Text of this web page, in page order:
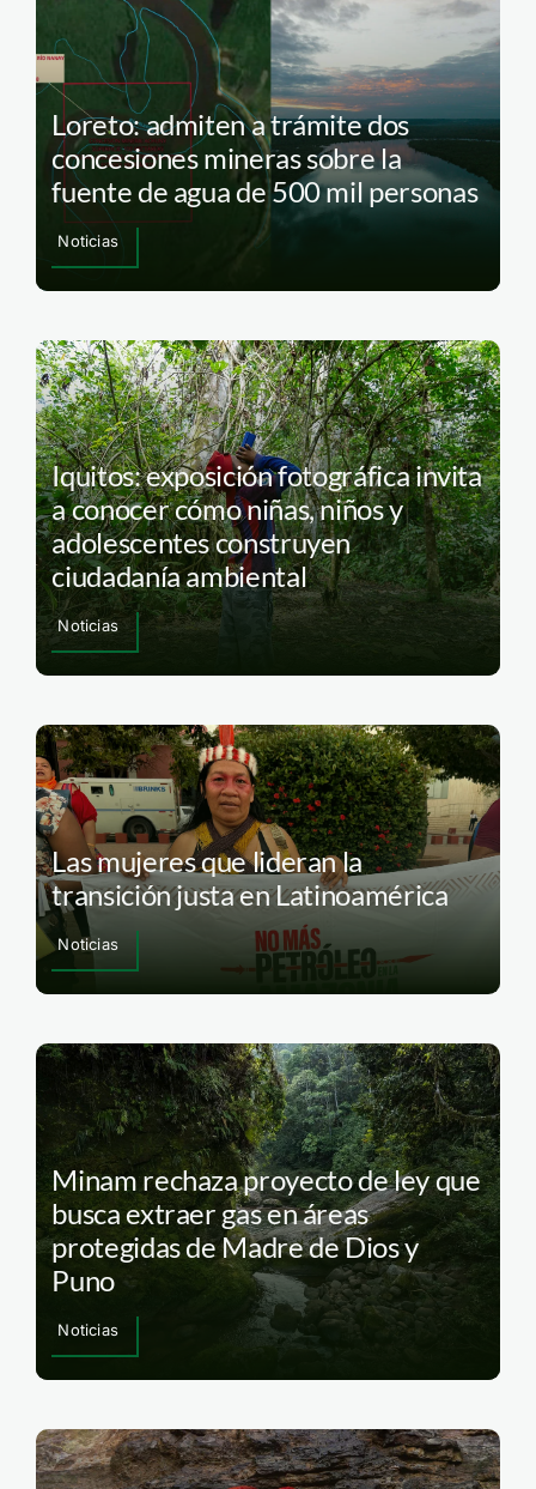
Loreto: admiten a trámite dos
concesiones mineras sobre la
fuente de agua de 500 mil personas
Noticias
Iquitos: exposición fotográfica invita
a conocer cómo niñas, niños y
adolescentes construyen
ciudadanía ambiental
Noticias
Las mujeres que lideran la
transición justa en Latinoamérica
Noticias
Minam rechaza proyecto de ley que
busca extraer gas en áreas
protegidas de Madre de Dios y
Puno
Noticias